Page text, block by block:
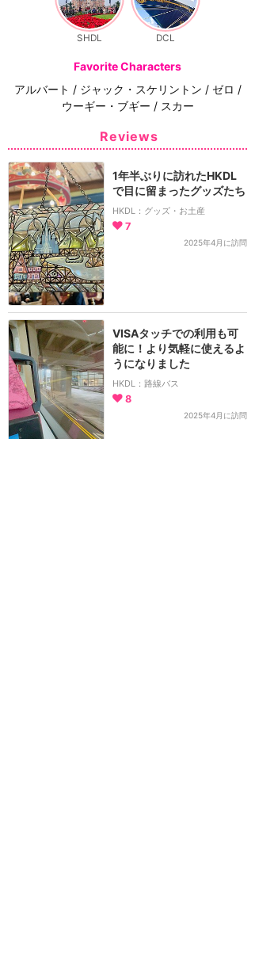
SHDL DCL
Favorite Characters
アルバート / ジャック・スケリントン / ゼロ /
ウーギー・ブギー / スカー
Reviews
1年半ぶりに訪れたHKDL
で目に留まったグッズたち
HKDL：グッズ・お土産
7
2025年4月に訪問
VISAタッチでの利用も可
能に！より気軽に使えるよ
うになりました
HKDL：路線バス
8
2025年4月に訪問